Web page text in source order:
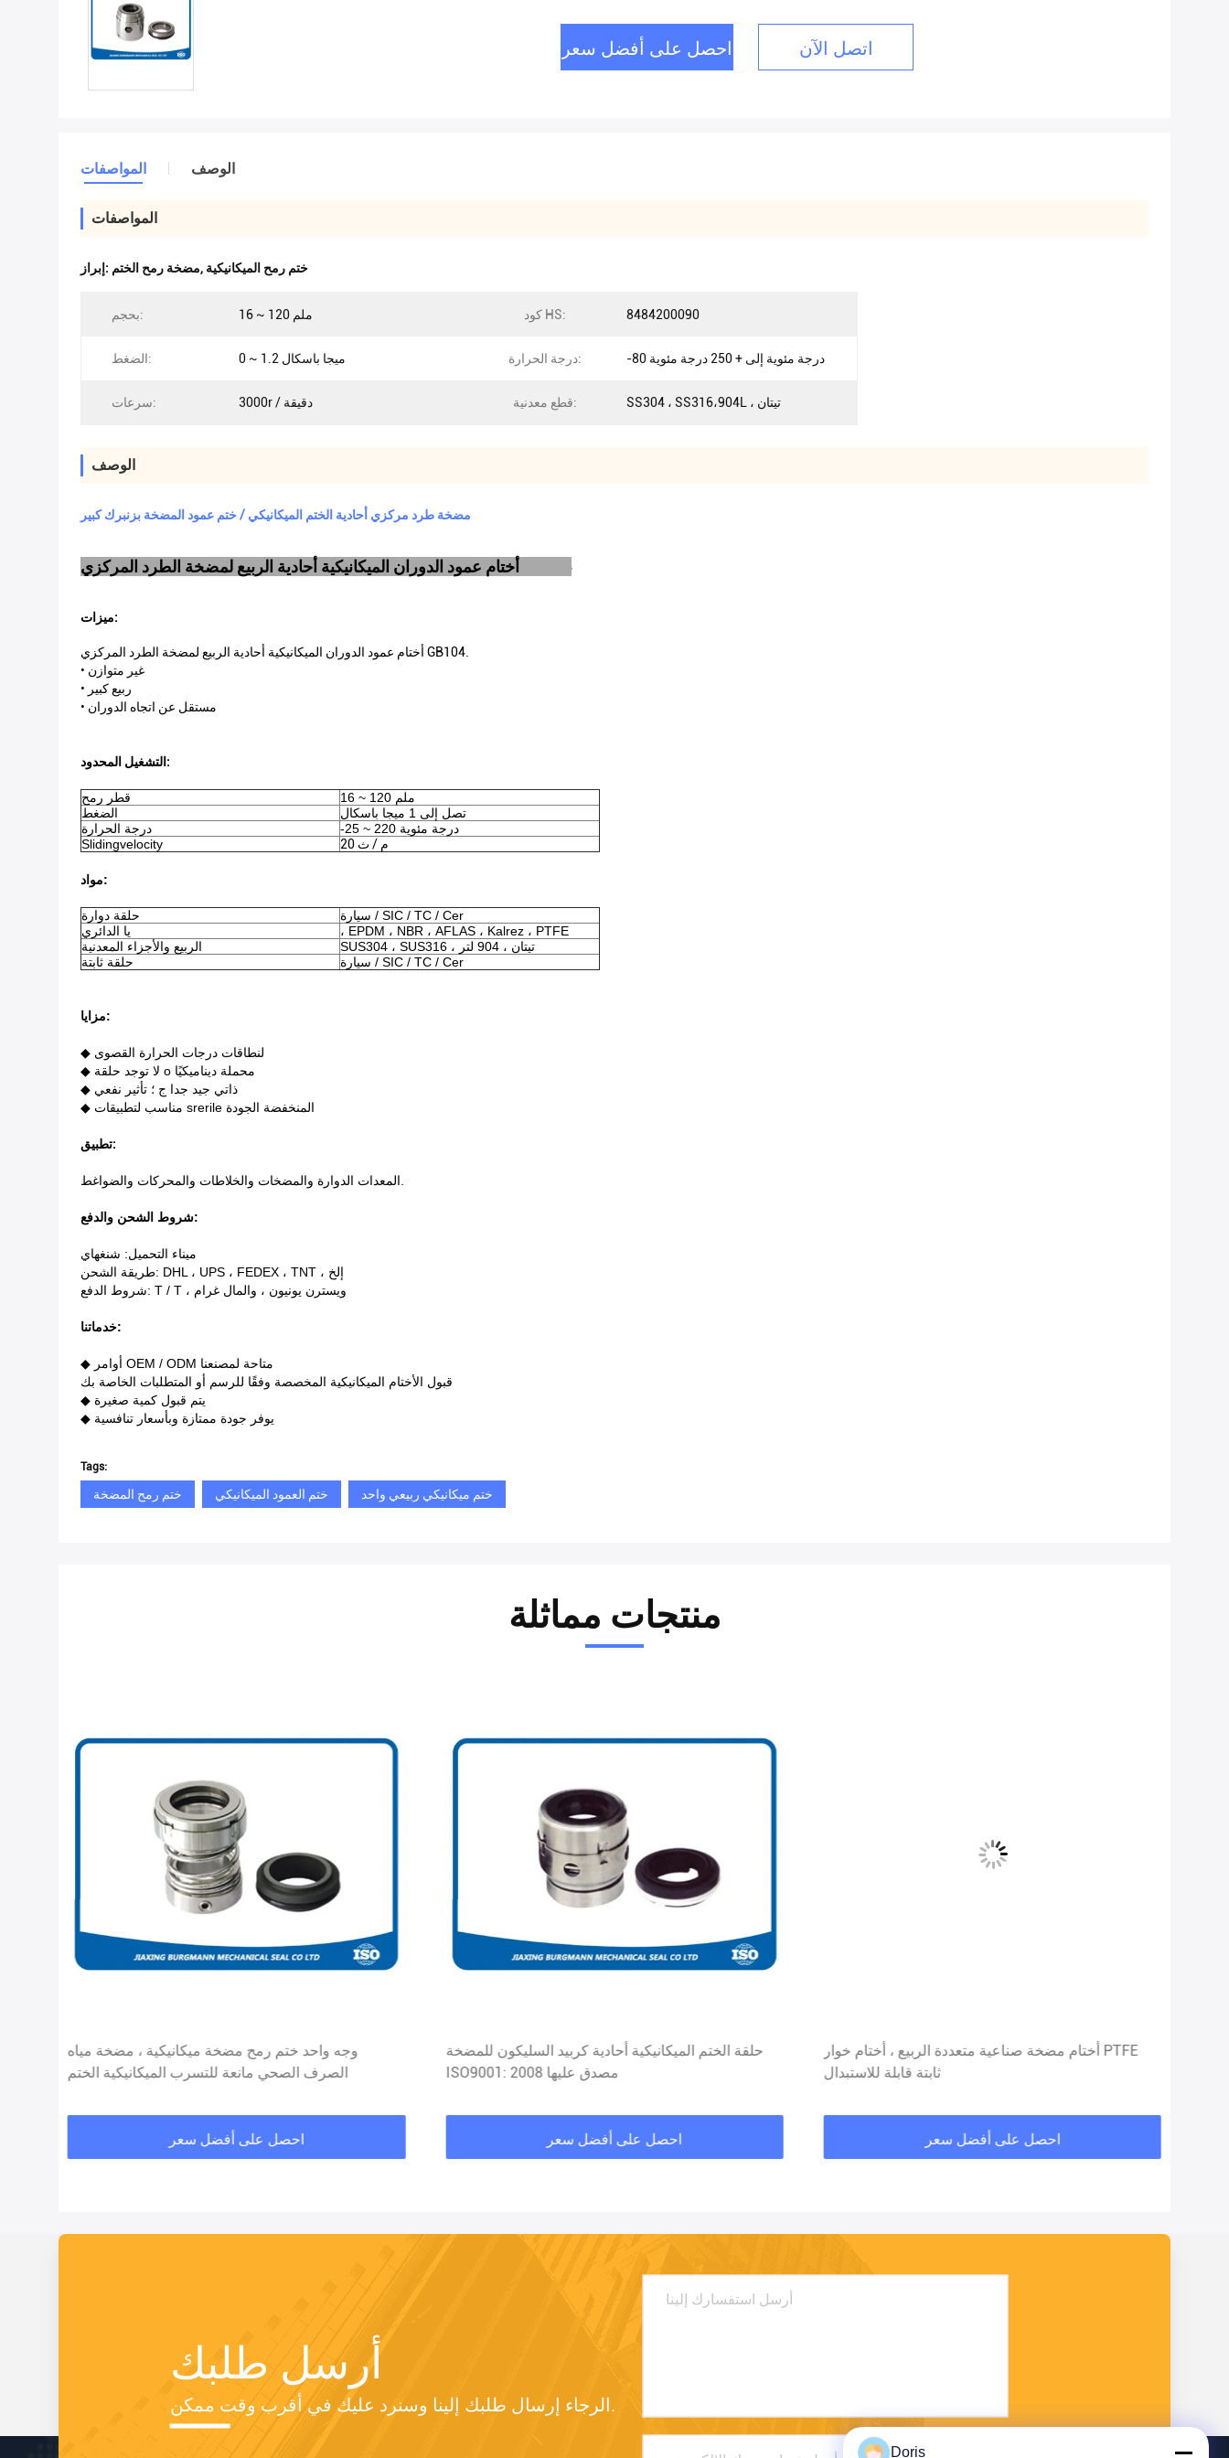
احصل على أفضل سعر اتصل الآن
المواصفات الوصف
المواصفات
إبراز: مضخة رمح الختم, ختم رمح الميكانيكية
بحجم: 16 ~ 120 ملم كود HS: 8484200090
الضغط: 0 ~ 1.2 ميجا باسكال درجة الحرارة: -80 درجة مئوية إلى + 250 درجة مئوية
سرعات: 3000r / دقيقة قطع معدنية: SS304 ، SS316،904L ، تيتان
الوصف
مضخة طرد مركزي أحادية الختم الميكانيكي / ختم عمود المضخة بزنبرك كبير
ميزات:
أختام عمود الدوران الميكانيكية أحادية الربيع لمضخة الطرد المركزي GB104
• غير متوازن
• ربيع كبير
• مستقل عن اتجاه الدوران
التشغيل المحدود:
قطر رمح
16 ~ 120 ملم
الضغط
تصل إلى 1 ميجا باسكال
درجة الحرارة
-25 ~ 220 درجة مئوية
Slidingvelocity
20 م / ث
مواد:
حلقة دوارة
سيارة / SIC / TC / Cer
يا الدائري
، EPDM ، NBR ، AFLAS ، Kalrez ، PTFE
الربيع والأجزاء المعدنية
SUS304 ، SUS316 ، تيتان ، 904 لتر
حلقة ثابتة
سيارة / SIC / TC / Cer
مزايا:
◆ لنطاقات درجات الحرارة القصوى
◆ لا توجد حلقة o محملة ديناميكيًا
◆ ذاتي جيد جدا ج ؛ تأثير نفعي
◆ مناسب لتطبيقات srerile المنخفضة الجودة
تطبيق:
شروط الشحن والدفع:
ميناء التحميل: شنغهاي
طريقة الشحن: DHL ، UPS ، FEDEX ، TNT ، إلخ
شروط الدفع: T / T ، ويسترن يونيون ، والمال غرام
خدماتنا:
◆ أوامر OEM / ODM متاحة لمصنعنا
قبول الأختام الميكانيكية المخصصة وفقًا للرسم أو المتطلبات الخاصة بك
◆ يتم قبول كمية صغيرة
◆ يوفر جودة ممتازة وبأسعار تنافسية
Tags:
ختم رمح المضخة ختم العمود الميكانيكي ختم ميكانيكي ربيعي واحد
منتجات مماثلة
وجه واحد ختم رمح مضخة ميكانيكية ، مضخة مياه
الصرف الصحي مانعة للتسرب الميكانيكية الختم
احصل على أفضل سعر
حلقة الختم الميكانيكية أحادية كربيد السليكون للمضخة
ISO9001: 2008 مصدق عليها
احصل على أفضل سعر
أختام مضخة صناعية متعددة الربيع ، أختام خوار PTFE
ثابتة قابلة للاستبدال
احصل على أفضل سعر
أرسل طلبك
الرجاء إرسال طلبك إلينا وسنرد عليك في أقرب وقت ممكن.
Doris